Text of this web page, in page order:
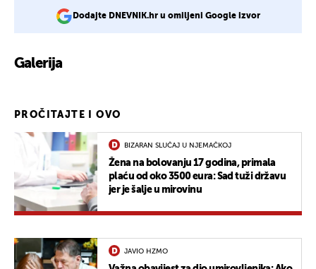
Dodajte DNEVNIK.hr u omiljeni Google izvor
Galerija
PROČITAJTE I OVO
BIZARAN SLUČAJ U NJEMAČKOJ
Žena na bolovanju 17 godina, primala
plaću od oko 3500 eura: Sad tuži državu
jer je šalje u mirovinu
JAVIO HZMO